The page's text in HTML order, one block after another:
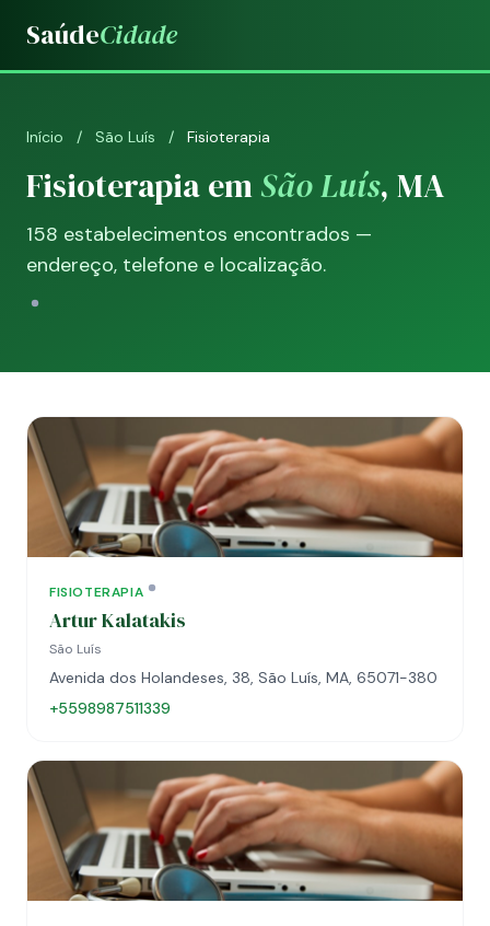
SaúdeCidade
Início / São Luís / Fisioterapia
Fisioterapia emSão Luís, MA
158 estabelecimentos encontrados —
endereço, telefone e localização.
FISIOTERAPIA
Artur Kalatakis
São Luís
Avenida dos Holandeses, 38, São Luís, MA, 65071-380
+5598987511339